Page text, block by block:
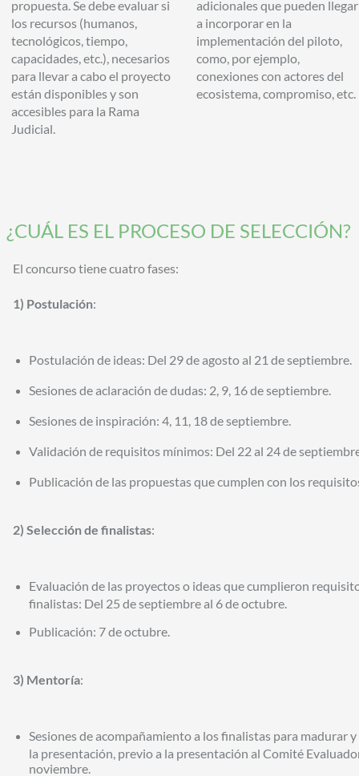
propuesta. Se debe evaluar si
los recursos (humanos,
tecnológicos, tiempo,
capacidades, etc.), necesarios
para llevar a cabo el proyecto
están disponibles y son
accesibles para la Rama
Judicial.
adicionales que pueden llegar
a incorporar en la
implementación del piloto,
como, por ejemplo,
conexiones con actores del
ecosistema, compromiso, etc.
¿CUÁL ES EL PROCESO DE SELECCIÓN?
El concurso tiene cuatro fases:
1) Postulación:
Postulación de ideas: Del 29 de agosto al 21 de septiembre.
Sesiones de aclaración de dudas: 2, 9, 16 de septiembre.
Sesiones de inspiración: 4, 11, 18 de septiembre.
Validación de requisitos mínimos: Del 22 al 24 de
Publicación de las propuestas que cumplen con los
2) Selección de finalistas:
Evaluación de las proyectos o ideas que cumplieron
finalistas: Del 25 de septiembre al 6 de octubre.
Publicación: 7 de octubre.
3) Mentoría:
Sesiones de acompañamiento a los finalistas para madurar
la presentación, previo a la presentación al Comité
noviembre.